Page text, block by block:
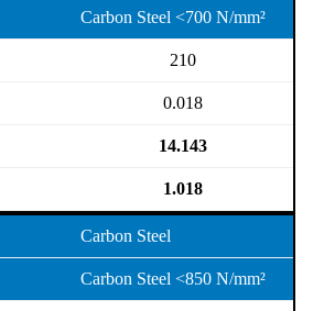
Carbon Steel <700 N/mm²
210
0.018
14.143
1.018
Carbon Steel
Carbon Steel <850 N/mm²